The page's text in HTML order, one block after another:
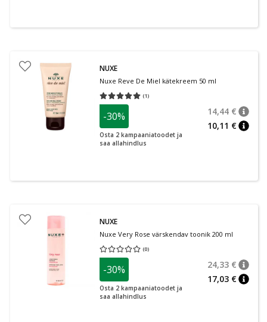
NUXE
Nuxe Reve De Miel kätekreem 50 ml
(1)
Keskmine hinnang 5.00
-30%
Osta 2 kampaaniatoodet ja
saa allahindlus
14,44 €
10,11 €
NUXE
Nuxe Very Rose värskendav toonik 200 ml
(0)
Keskmine hinnang 0.00
-30%
Osta 2 kampaaniatoodet ja
saa allahindlus
24,33 €
17,03 €